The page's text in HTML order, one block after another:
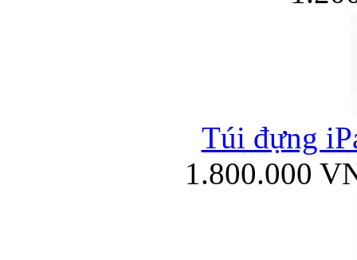
Túi đựng
1.800.000